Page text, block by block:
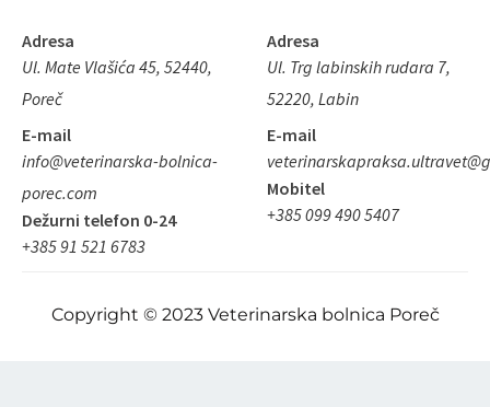
e
Adresa
Ul. Mate Vlašića 45, 52440,
Poreč
E-mail
info@veterinarska-bolnica-
porec.com
Dežurni telefon 0-24
+385 91 521 6783
Adresa
Ul. Trg labinskih rudara 7,
52220, Labin
E-mail
Mobitel
+385 099 490 5407
Copyright © 2023 Veterinarska bolnica Poreč